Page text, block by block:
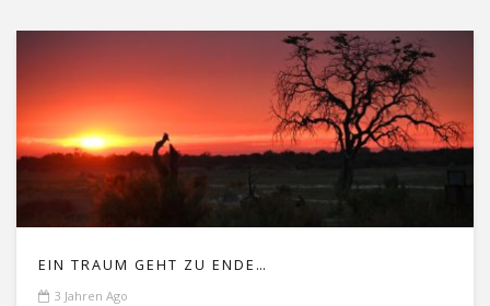
EIN TRAUM GEHT ZU ENDE…
3 Jahren Ago